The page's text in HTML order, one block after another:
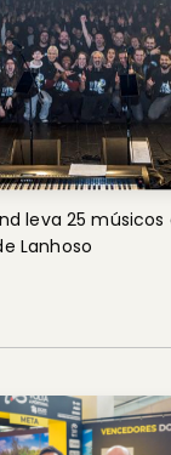
leva 25
Lanhoso